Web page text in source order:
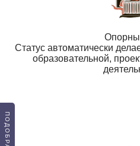
Статус автоматически
образовательной,